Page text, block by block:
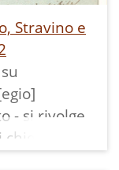
Stravino e
- si rivolge